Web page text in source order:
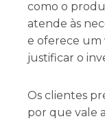
como o
atende às
e oferece um
justificar o
Os clientes
por que vale